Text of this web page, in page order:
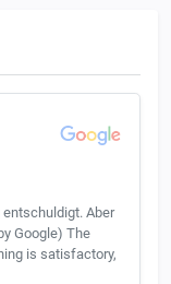
entschuldigt. Aber
Google) The
is satisfactory,